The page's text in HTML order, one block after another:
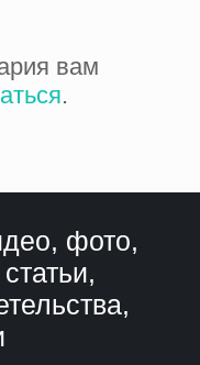
вам
.
фото,